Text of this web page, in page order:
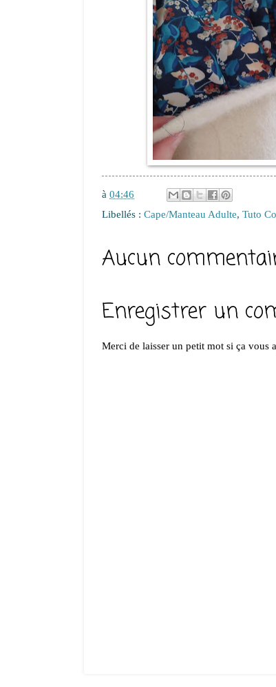
à 04:46
Libellés : Cape/Manteau Adulte, Tuto
Aucun
Enregistrer un
Merci de laisser un petit mot si ça vous